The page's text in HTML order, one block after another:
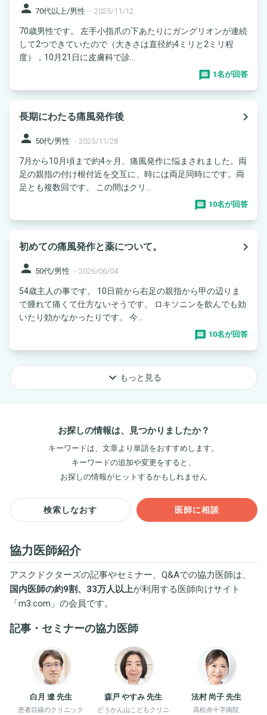
person 70代以上/男性 - 2025/11/12
70歳男性です。 左手小指爪の下あたりにガングリオンが連続
して2つできていたので（大きさは直径約4ミリと2ミリ程
度），10月21日に皮膚科で診...
1名が回答
長期にわたる痛風発作後
navigate_next
person 50代/男性 - 2025/11/28
7月から10月頃まで約4ヶ月、痛風発作に悩まされました。両
足の親指の付け根付近を交互に、時には両足同時にです。両
足とも複数回です。 この間はクリ...
10名が回答
初めての痛風発作と薬について。
navigate_next
person 50代/男性 - 2026/06/04
54歳主人の事です。 10日前から右足の親指から甲の辺りま
で腫れて痛くて仕方ないそうです。 ロキソニンを飲んでも効
いたり効かなかったりです。 今...
10名が回答
keyboard_arrow_down もっと見る
お探しの情報は、見つかりましたか？
キーワードは、文章より単語をおすすめします。
キーワードの追加や変更をすると、
お探しの情報がヒットするかもしれません
検索しなおす 医師に相談
協力医師紹介
アスクドクターズの記事やセミナー、Q&Aでの協力医師は、
国内医師の約9割、33万人以上が利用する医師向けサイト
「m3.com 」の会員です。
記事・セミナーの協力医師
白月 遼 先生
患者目線のクリニック
森戸 やすみ 先生
どうかん山こどもクリニ
法村 尚子 先生
高松赤十字病院